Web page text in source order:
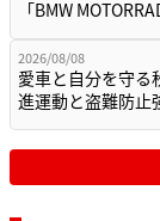
「BMW
2026/08/08
愛車と自分を守る
進運動と盗難防